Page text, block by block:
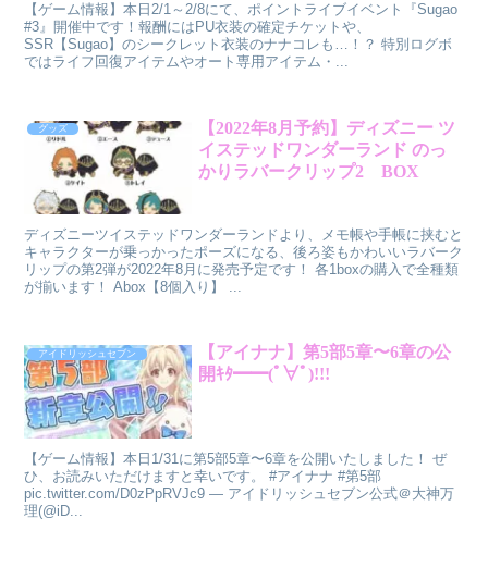
【ゲーム情報】本日2/1～2/8にて、ポイントライブイベント『Sugao
#3』開催中です！報酬にはPU衣装の確定チケットや、
SSR【Sugao】のシークレット衣装のナナコレも…！？ 特別ログボ
ではライフ回復アイテムやオート専用アイテム・...
グッズ
【2022年8月予約】ディズニー ツ
イステッドワンダーランド のっ
かりラバークリップ2 BOX
ディズニーツイステッドワンダーランドより、メモ帳や手帳に挟むと
キャラクターが乗っかったポーズになる、後ろ姿もかわいいラバーク
リップの第2弾が2022年8月に発売予定です！ 各1boxの購入で全種類
が揃います！ Abox【8個入り】 ...
アイドリッシュセブン
【アイナナ】第5部5章〜6章の公
開ｷﾀ━━(ﾟ∀ﾟ)!!!
【ゲーム情報】本日1/31に第5部5章〜6章を公開いたしました！ ぜ
ひ、お読みいただけますと幸いです。 #アイナナ #第5部
pic.twitter.com/D0zPpRVJc9 — アイドリッシュセブン公式＠大神万
理(@iD...